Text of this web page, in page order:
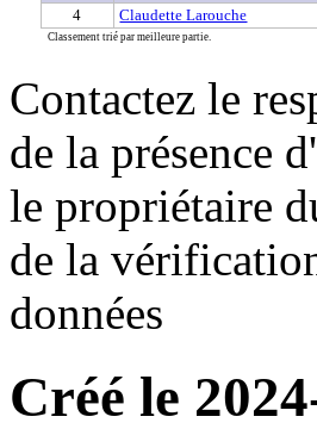
4
Claudette Larouche
Classement trié par meilleure partie.
Contactez le
de la présence
le propriétaire
de la
données
Créé le